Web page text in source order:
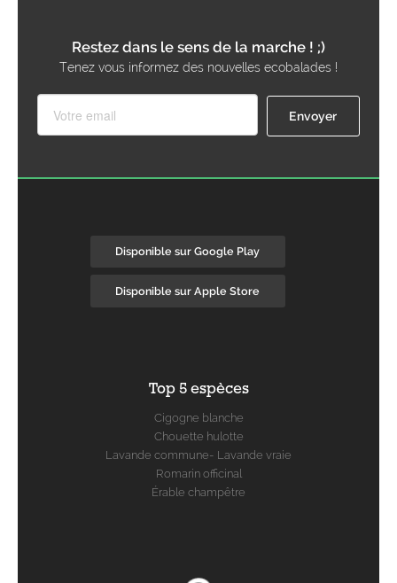
Restez dans le sens de la marche ! ;)
Tenez vous informez des nouvelles ecobalades !
Disponible sur Google Play
Disponible sur Apple Store
Top 5 espèces
Cigogne blanche
Chouette hulotte
Lavande commune- Lavande vraie
Romarin officinal
Érable champêtre